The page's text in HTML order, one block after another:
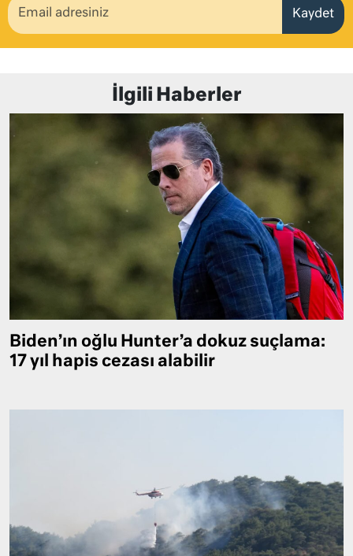
Kaydet
İlgili Haberler
Biden’ın oğlu Hunter’a dokuz suçlama:
17 yıl hapis cezası alabilir